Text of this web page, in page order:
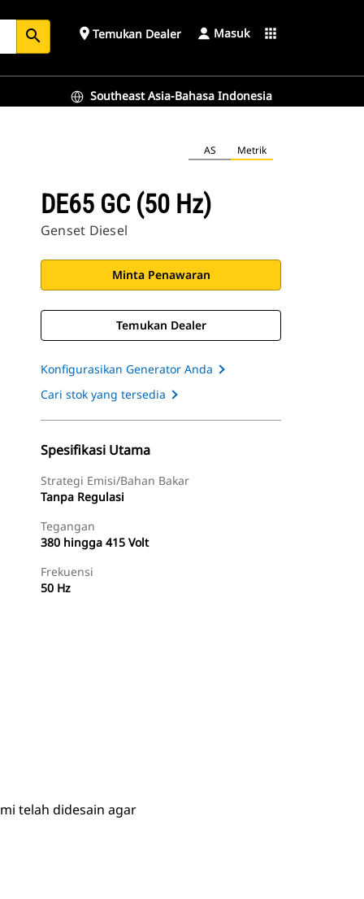
search place Temukan Dealer Masuk apps
Southeast Asia-Bahasa Indonesia
AS Metrik
DE65 GC (50 Hz)
Genset Diesel
Minta Penawaran
Temukan Dealer
Konfigurasikan Generator Anda
Cari stok yang tersedia
Spesifikasi Utama
Strategi Emisi/Bahan Bakar
Tanpa Regulasi
Tegangan
380 hingga 415 Volt
Frekuensi
50 Hz
telah didesain agar